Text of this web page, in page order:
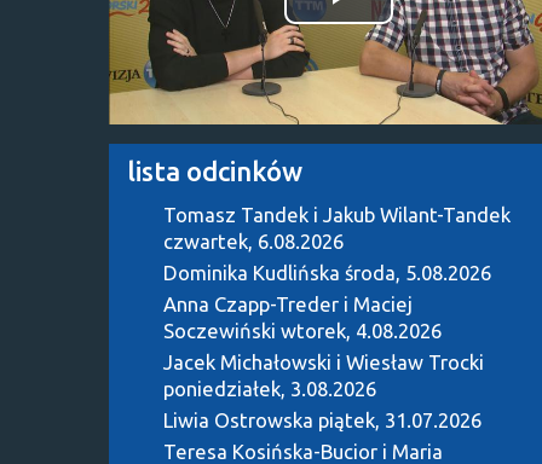
Odtwórz
wideo
lista odcinków
Tomasz Tandek i Jakub Wilant-Tandek
czwartek, 6.08.2026
Dominika Kudlińska środa, 5.08.2026
Anna Czapp-Treder i Maciej
Soczewiński wtorek, 4.08.2026
Jacek Michałowski i Wiesław Trocki
poniedziałek, 3.08.2026
Liwia Ostrowska piątek, 31.07.2026
Teresa Kosińska-Bucior i Maria